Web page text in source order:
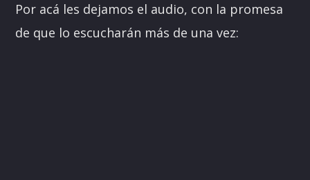
Por acá les dejamos el audio, con la promesa
de que lo escucharán más de una vez: